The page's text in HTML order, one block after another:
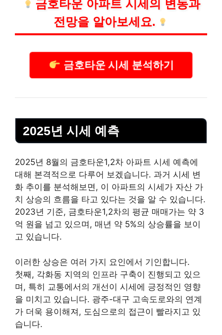
금호타운 아파트 시세의 변동과
전망을 알아보세요.
금호타운 시세 분석하기
2025년 시세 예측
2025년 8월의 금호타운1,2차 아파트 시세 예측에
대해 본격적으로 다루어 보겠습니다. 과거 시세 변
화 추이를 분석해보면, 이 아파트의 시세가 자산 가
치 상승의 흐름을 타고 있다는 것을 알 수 있습니다.
2023년 기준, 금호타운1,2차의 평균 매매가는 약 3
억 원을 넘고 있으며, 매년 약 5%의 상승률을 보이
고 있습니다.
이러한 상승은 여러 가지 요인에서 기인합니다.
첫째, 각화동 지역의 인프라 구축이 진행되고 있으
며, 특히 교통에서의 개선이 시세에 긍정적인 영향
을 미치고 있습니다. 광주-대구 고속도로와의 연계
가 더욱 용이해져, 도심으로의 접근이 빨라지고 있
습니다.